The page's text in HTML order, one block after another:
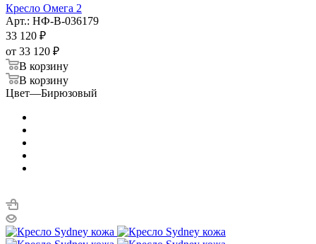
Кресло Омега 2
Арт.: НФ-B-036179
33 120 ₽
от 33 120 ₽
В корзину
В корзину
Цвет—Бирюзовый